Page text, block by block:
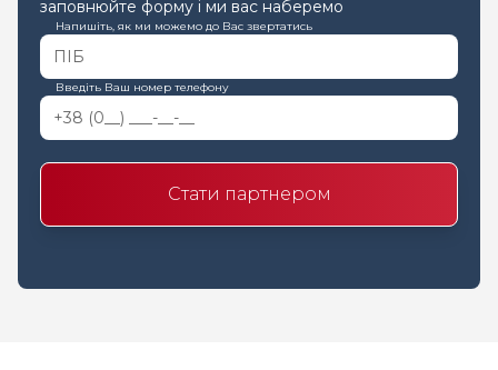
заповнюйте форму і ми вас наберемо
Напишіть, як ми можемо до Вас звертатись
Введіть Ваш номер телефону
Стати партнером